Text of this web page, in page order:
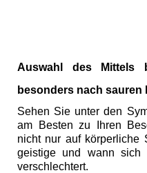
Auswahl des Mittels
besonders nach sauren
Sehen Sie unter den
am Besten zu Ihren
nicht nur auf körperliche
geistige und wann sich
verschlechtert.